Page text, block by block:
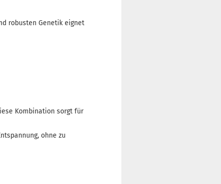
robusten Genetik eignet
Kombination sorgt für
ohne zu